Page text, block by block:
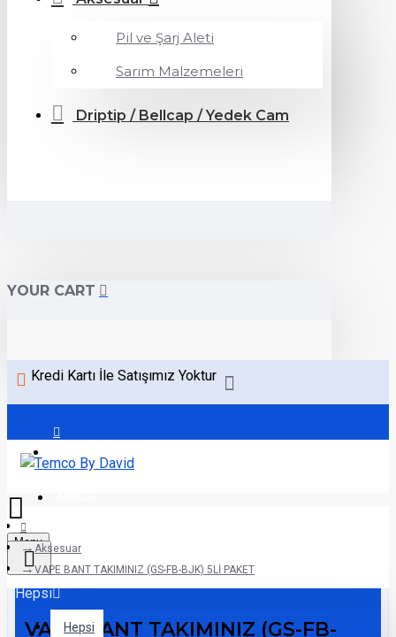
Pil ve Şarj Aleti
Sarım Malzemeleri
Driptip / Bellcap / Yedek Cam
YOUR CART
Kredi Kartı İle Satışımız Yoktur
Menu
Hepsi
Hepsi
Aksesuar
VAPE BANT TAKIMINIZ (GS-FB-BJK) 5Lİ PAKET
VAPE BANT TAKIMINIZ (GS-FB-